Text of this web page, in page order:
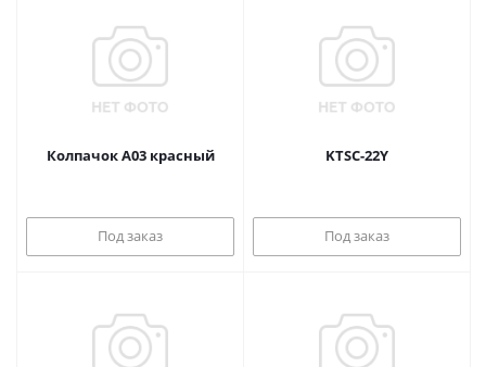
Колпачок A03 красный
Под заказ
KTSC-22Y
Под заказ